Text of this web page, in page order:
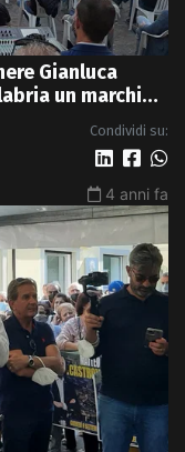
Gianluca
un marchio
Condividi su:
4 anni fa